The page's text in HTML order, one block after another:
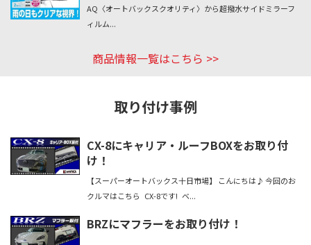
AQ〈オートバックスクオリティ〉から超撥水サイドミラーフ
ィルム...
商品情報一覧はこちら
取り付け事例
CX-8にキャリア・ルーフBOXをお取り付
け！
【スーパーオートバックス十日市場】 こんにちは♪ 今回のお
クルマはこちら CX-8です! ベ...
BRZにマフラーをお取り付け！